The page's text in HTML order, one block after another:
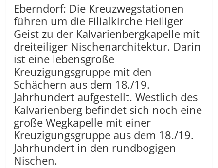
Eberndorf: Die Kreuzwegstationen
führen um die Filialkirche Heiliger
Geist zu der Kalvarienbergkapelle mit
dreiteiliger Nischenarchitektur. Darin
ist eine lebensgroße
Kreuzigungsgruppe mit den
Schächern aus dem 18./19.
Jahrhundert aufgestellt. Westlich des
Kalvarienberg befindet sich noch eine
große Wegkapelle mit einer
Kreuzigungsgruppe aus dem 18./19.
Jahrhundert in den rundbogigen
Nischen.